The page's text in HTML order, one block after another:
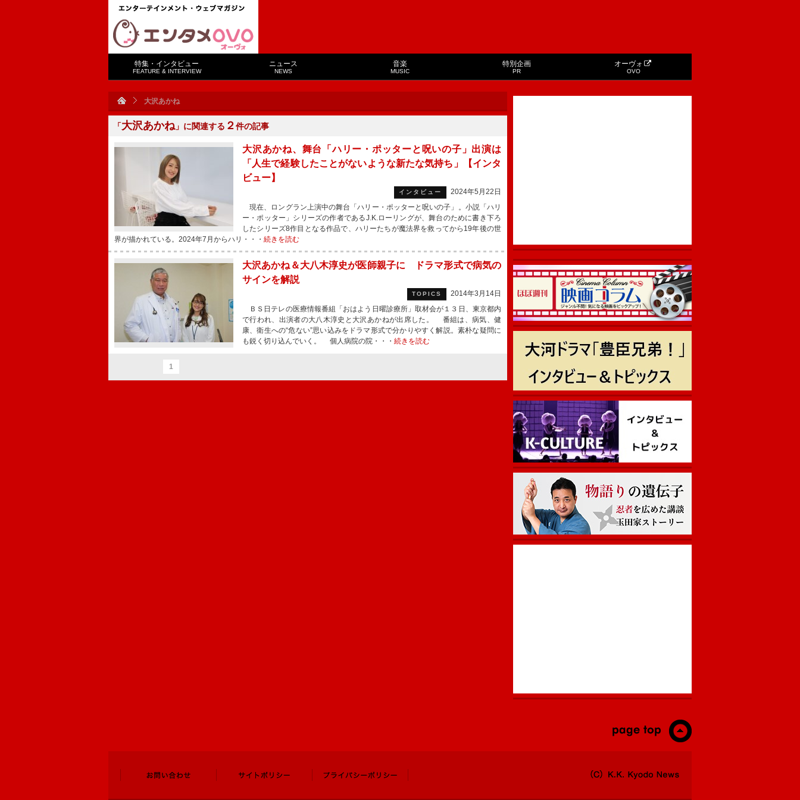
特集・インタビュー
FEATURE & INTERVIEW
ニュース
NEWS
音楽
MUSIC
特別企画
PR
オーヴォ
OVO
大沢あかね
「大沢あかね 」に関連する ２件の記事
大沢あかね、舞台「ハリー・ポッターと呪いの子」出演は
「人生で経験したことがないような新たな気持ち」【インタ
ビュー】
インタビュー
2024年5月22日
現在、ロングラン上演中の舞台「ハリー・ポッターと呪いの子」。小説「ハリ
ー・ポッター」シリーズの作者であるJ.K.ローリングが、舞台のために書き下ろ
したシリーズ8作目となる作品で、ハリーたちが魔法界を救ってから19年後の世
界が描かれている。2024年7月からハリ・・・ 続きを読む
大沢あかね＆大八木淳史が医師親子に ドラマ形式で病気の
サインを解説
TOPICS
2014年3月14日
ＢＳ日テレの医療情報番組「おはよう日曜診療所」取材会が１３日、東京都内
で行われ、出演者の大八木淳史と大沢あかねが出席した。 番組は、病気、健
康、衛生への“危ない”思い込みをドラマ形式で分かりやすく解説。素朴な疑問に
も鋭く切り込んでいく。 個人病院の院・・・ 続きを読む
1